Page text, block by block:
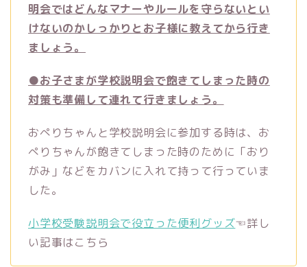
明会ではどんなマナーやルールを守らないとい
けないのかしっかりとお子様に教えてから行き
ましょう。
●お子さまが学校説明会で飽きてしまった時の
対策も準備して連れて行きましょう。
おぺりちゃんと学校説明会に参加する時は、お
ぺりちゃんが飽きてしまった時のために「おり
がみ」などをカバンに入れて持って行っていま
した。
小学校受験説明会で役立った便利グッズ☜詳し
い記事はこちら